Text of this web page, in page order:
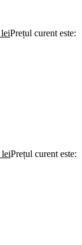
leiPrețul curent este:
leiPrețul curent este: